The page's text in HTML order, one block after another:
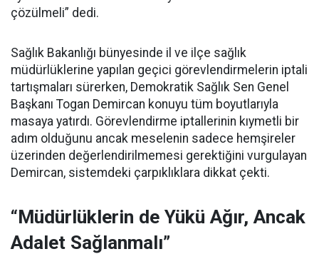
çözülmeli” dedi.
Sağlık Bakanlığı bünyesinde il ve ilçe sağlık
müdürlüklerine yapılan geçici görevlendirmelerin iptali
tartışmaları sürerken, Demokratik Sağlık Sen Genel
Başkanı Togan Demircan konuyu tüm boyutlarıyla
masaya yatırdı. Görevlendirme iptallerinin kıymetli bir
adım olduğunu ancak meselenin sadece hemşireler
üzerinden değerlendirilmemesi gerektiğini vurgulayan
Demircan, sistemdeki çarpıklıklara dikkat çekti.
“Müdürlüklerin de Yükü Ağır, Ancak
Adalet Sağlanmalı”